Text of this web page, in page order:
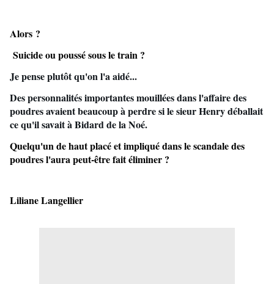
Alors ?
Suicide ou poussé sous le train ?
Je pense plutôt qu'on l'a aidé...
Des personnalités importantes mouillées dans l'affaire des
poudres avaient beaucoup à perdre si le sieur Henry déballait
ce qu'il savait à Bidard de la Noé.
Quelqu'un de haut placé et impliqué dans le scandale des
poudres l'aura peut-être fait éliminer ?
Liliane Langellier